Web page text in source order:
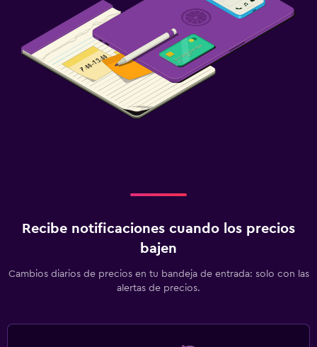
Recibe notificaciones cuando los precios
bajen
Cambios diarios de precios en tu bandeja de entrada: solo con las
alertas de precios.